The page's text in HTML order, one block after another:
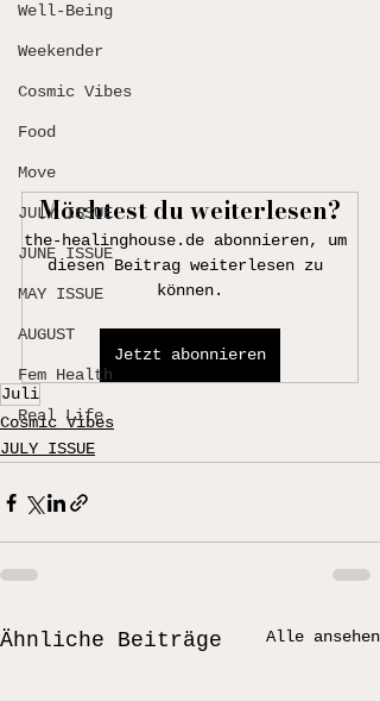
Well-Being
Weekender
Cosmic Vibes
Food
Move
JULY ISSUE
JUNE ISSUE
MAY ISSUE
AUGUST
Fem Health
Real Life
Möchtest du weiterlesen?
the-healinghouse.de abonnieren, um
diesen Beitrag weiterlesen zu
können.
Jetzt abonnieren
Juli
Cosmic Vibes
JULY ISSUE
Ähnliche Beiträge Alle ansehen